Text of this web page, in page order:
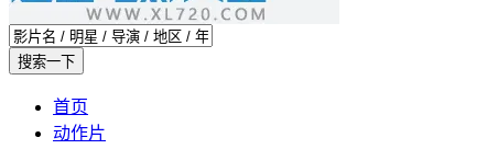
首页
动作片